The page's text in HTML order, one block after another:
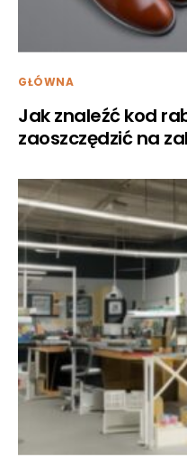
GŁÓWNA
Jak znaleźć kod
zaoszczędzić na